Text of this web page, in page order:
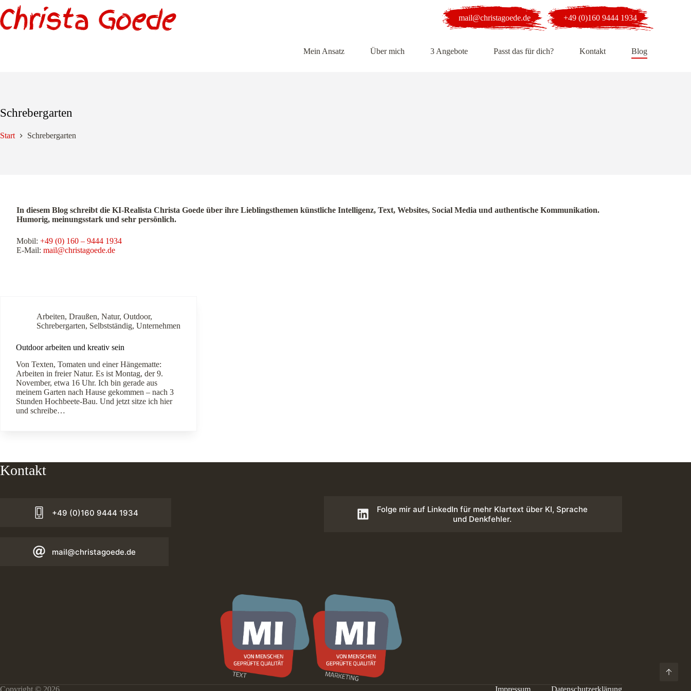
Inhalt
springen
mail@christagoede.de +49 (0)160 9444 1934
Mein Ansatz Über mich 3 Angebote Passt das für dich? Kontakt Blog
Schrebergarten
Start Schrebergarten
In diesem Blog schreibt die KI-Realista Christa Goede über ihre Lieblingsthemen künstliche Intelligenz, Text, Websites, Social Media und authentische Kommunikation.
Humorig, meinungsstark und sehr persönlich.
Mobil: +49 (0) 160 – 9444 1934
E-Mail: mail@christagoede.de
Arbeiten, Draußen, Natur, Outdoor,
Schrebergarten, Selbstständig, Unternehmen
Outdoor arbeiten und kreativ sein
Von Texten, Tomaten und einer Hängematte:
Arbeiten in freier Natur. Es ist Montag, der 9.
November, etwa 16 Uhr. Ich bin gerade aus
meinem Garten nach Hause gekommen – nach 3
Stunden Hochbeete-Bau. Und jetzt sitze ich hier
und schreibe…
Kontakt
+49 (0)160 9444 1934
mail@christagoede.de
Folge mir auf LinkedIn für mehr Klartext über KI, Sprache
und Denkfehler.